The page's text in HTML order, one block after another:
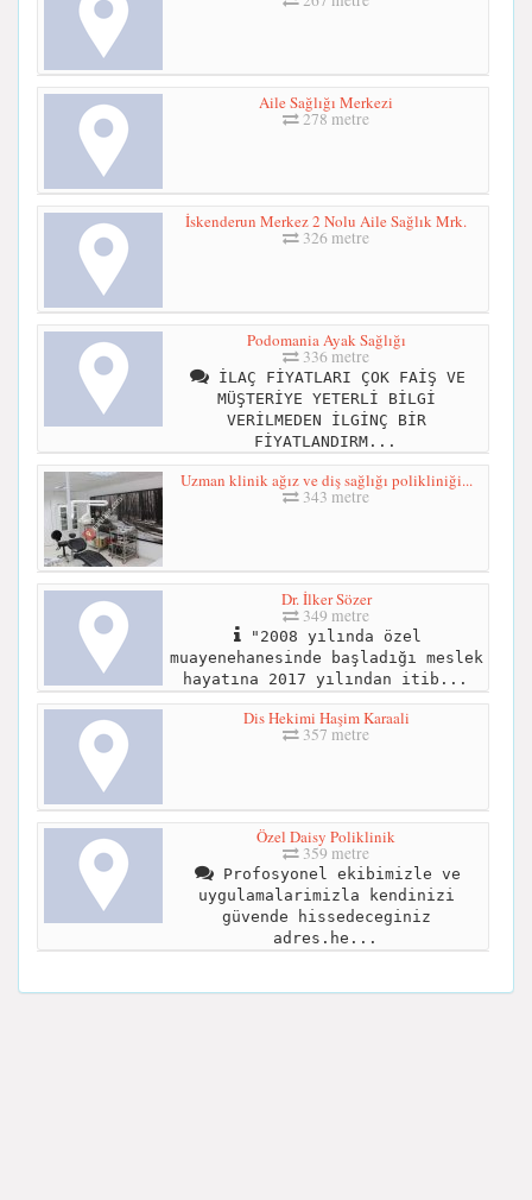
Aile Sağlığı Merkezi
278 metre
İskenderun Merkez 2 Nolu Aile Sağlık Mrk.
326 metre
Podomania Ayak Sağlığı
336 metre
İLAÇ FİYATLARI ÇOK FAİŞ VE
MÜŞTERİYE YETERLİ BİLGİ
VERİLMEDEN İLGİNÇ BİR
FİYATLANDIRM...
Uzman klinik ağız ve diş sağlığı polikliniği...
343 metre
Dr. İlker Sözer
349 metre
"2008 yılında özel
muayenehanesinde başladığı meslek
hayatına 2017 yılından itib...
Dis Hekimi Haşim Karaali
357 metre
Özel Daisy Poliklinik
359 metre
Profosyonel ekibimizle ve
uygulamalarimizla kendinizi
güvende hissedeceginiz
adres.he...